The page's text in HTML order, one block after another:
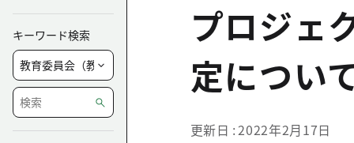
キーワード検索
プロジ
定につい
更新日 2022年2月17日